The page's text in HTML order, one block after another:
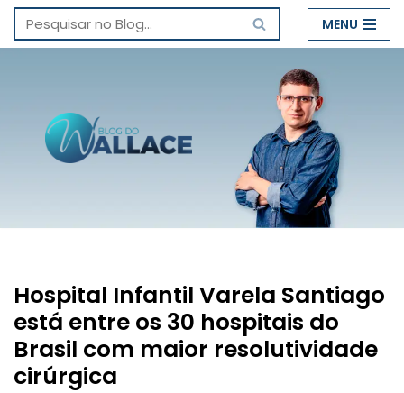
Pular
conteúdo
MENU
Hospital Infantil Varela Santiago
está entre os 30 hospitais do
Brasil com maior resolutividade
cirúrgica